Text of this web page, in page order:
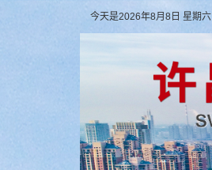
今天是2026年8月8日 星期六